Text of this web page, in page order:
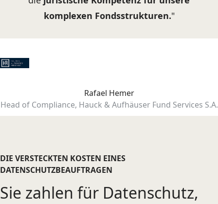
komplexen Fondsstrukturen."
Rafael Hemer
Head of Compliance, Hauck & Aufhäuser Fund Services S.A.
DIE VERSTECKTEN KOSTEN EINES
DATENSCHUTZBEAUFTRAGEN
Sie zahlen für Datenschutz,